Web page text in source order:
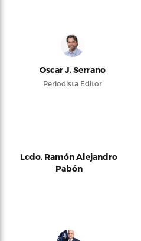
Oscar J. Serrano
Periodista Editor
Lcdo. Ramón Alejandro
Pabón